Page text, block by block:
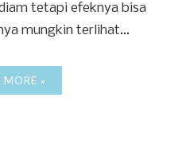
tetapi efeknya bisa
mungkin terlihat...
MORE »